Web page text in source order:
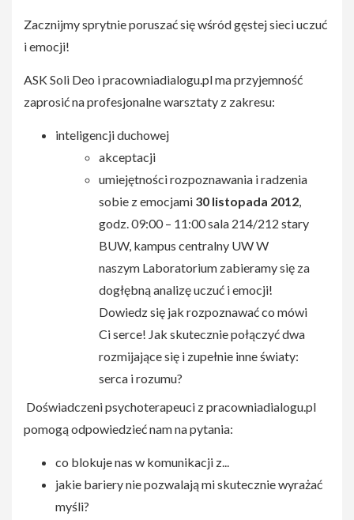
Zacznijmy sprytnie poruszać się wśród gęstej sieci uczuć
i emocji!
ASK Soli Deo i pracowniadialogu.pl ma przyjemność
zaprosić na profesjonalne warsztaty z zakresu:
inteligencji duchowej
akceptacji
umiejętności rozpoznawania i radzenia
sobie z emocjami 30 listopada 2012,
godz. 09:00 – 11:00 sala 214/212 stary
BUW, kampus centralny UW W
naszym Laboratorium zabieramy się za
dogłębną analizę uczuć i emocji!
Dowiedz się jak rozpoznawać co mówi
Ci serce! Jak skutecznie połączyć dwa
rozmijające się i zupełnie inne światy:
serca i rozumu?
Doświadczeni psychoterapeuci z pracowniadialogu.pl
pomogą odpowiedzieć nam na pytania:
co blokuje nas w komunikacji z...
jakie bariery nie pozwalają mi skutecznie wyrażać
myśli?